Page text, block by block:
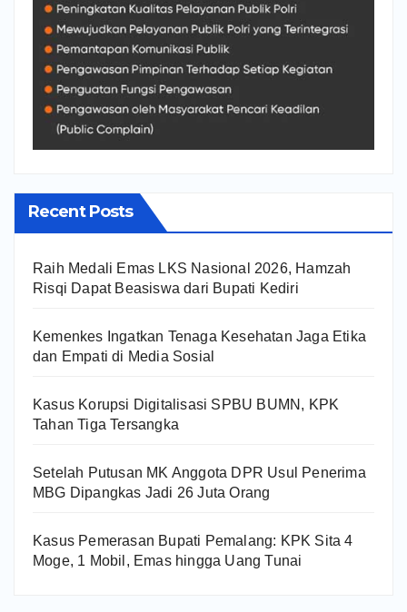
Recent Posts
Raih Medali Emas LKS Nasional 2026, Hamzah
Risqi Dapat Beasiswa dari Bupati Kediri
Kemenkes Ingatkan Tenaga Kesehatan Jaga Etika
dan Empati di Media Sosial
Kasus Korupsi Digitalisasi SPBU BUMN, KPK
Tahan Tiga Tersangka
Setelah Putusan MK Anggota DPR Usul Penerima
MBG Dipangkas Jadi 26 Juta Orang
Kasus Pemerasan Bupati Pemalang: KPK Sita 4
Moge, 1 Mobil, Emas hingga Uang Tunai